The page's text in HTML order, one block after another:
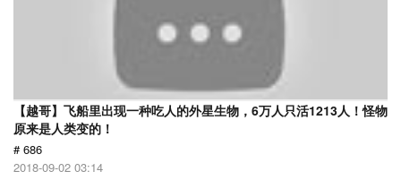
【越哥】飞船里出现一种吃人的外星生物，6万人只活1213人！怪物
原来是人类变的！
# 686
2018-09-02 03:14